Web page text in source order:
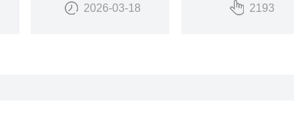
2026-03-18 2193